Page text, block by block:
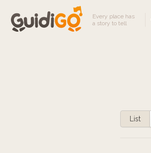
Every place has
a story to tell
List